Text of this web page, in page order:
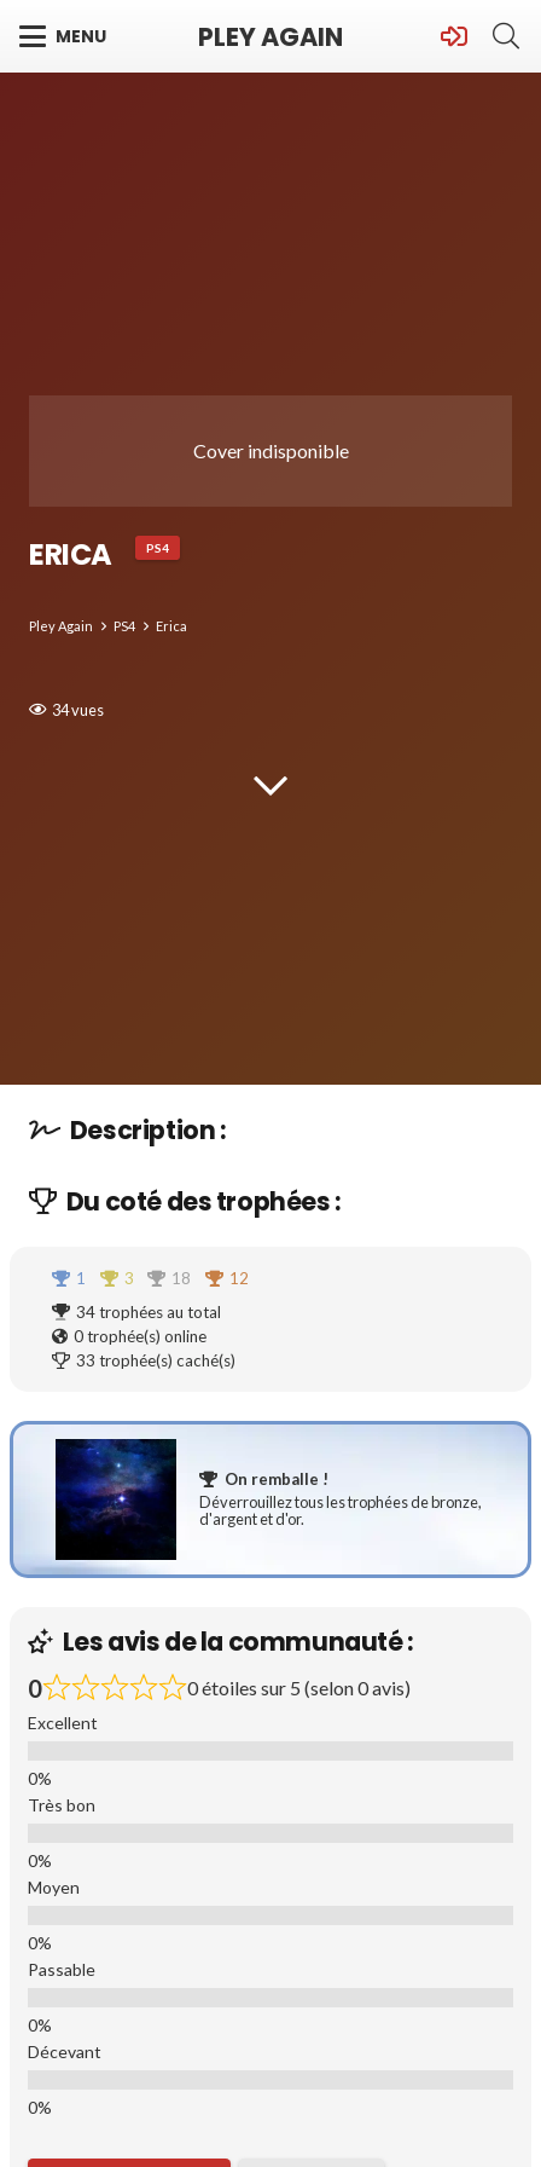
MENU PLEY AGAIN
Cover indisponible
ERICA PS4
Pley Again PS4 Erica
34vues
Description :
Du coté des trophées :
1 3 18
12
34trophées au total
0trophée(s) online
33 trophée(s) caché(s)
On remballe !
Déverrouillez tous les trophées de bronze,
d'argent et d'or.
Les avis de la communauté :
0 0 étoiles sur 5 (selon 0 avis)
Excellent
Très bon
Moyen
Passable
Décevant